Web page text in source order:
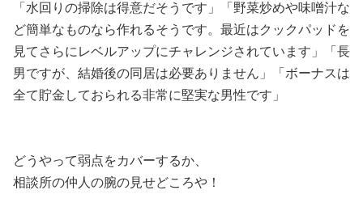
「水回りの掃除は得意だそうです」「野菜炒めや味噌汁な
ど簡単なものなら作れるそうです。最近はクックパッドを
見てさらにレベルアップにチャレンジされています」「長
男ですが、結婚後の同居は必要ありません」「ボーナスは
全て貯金しておられる非常に堅実な男性です」
どうやって弱点をカバーするか、
相談所の仲人の腕の見せどころや！